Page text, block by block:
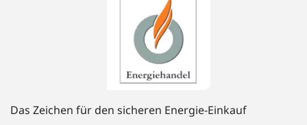
Das Zeichen für den sicheren Energie-Einkauf